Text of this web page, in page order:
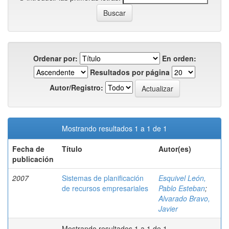
Ordenar por:
En orden:
Resultados por página
Autor/Registro:
Mostrando resultados 1 a 1 de 1
Fecha de
publicación
Título Autor(es)
2007
Sistemas de planificación
de recursos empresariales
Esquivel León,
Pablo Esteban;
Alvarado Bravo,
Javier